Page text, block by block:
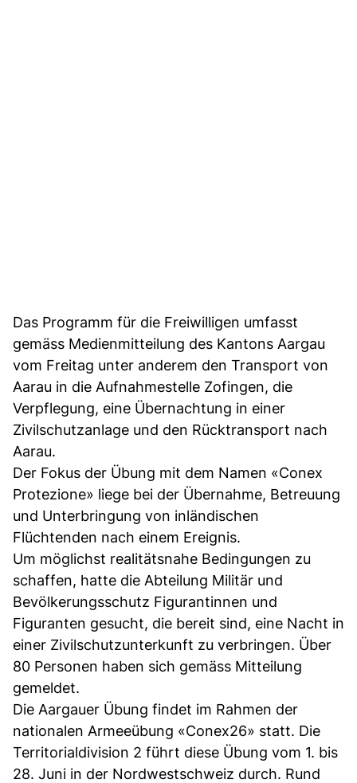
Das Programm für die Freiwilligen umfasst
gemäss Medienmitteilung des Kantons Aargau
vom Freitag unter anderem den Transport von
Aarau in die Aufnahmestelle Zofingen, die
Verpflegung, eine Übernachtung in einer
Zivilschutzanlage und den Rücktransport nach
Aarau.
Der Fokus der Übung mit dem Namen «Conex
Protezione» liege bei der Übernahme, Betreuung
und Unterbringung von inländischen
Flüchtenden nach einem Ereignis.
Um möglichst realitätsnahe Bedingungen zu
schaffen, hatte die Abteilung Militär und
Bevölkerungsschutz Figurantinnen und
Figuranten gesucht, die bereit sind, eine Nacht in
einer Zivilschutzunterkunft zu verbringen. Über
80 Personen haben sich gemäss Mitteilung
gemeldet.
Die Aargauer Übung findet im Rahmen der
nationalen Armeeübung «Conex26» statt. Die
Territorialdivision 2 führt diese Übung vom 1. bis
28. Juni in der Nordwestschweiz durch. Rund